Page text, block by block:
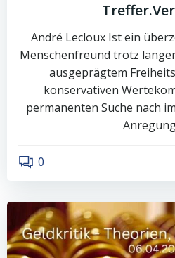
André Lecloux Ist ein
Menschenfreund trotz
ausgeprägtem
konservativen
permanenten Suche nach
0